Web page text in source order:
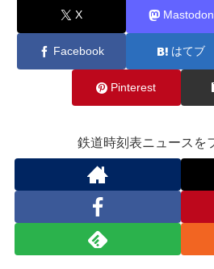
X Mastodon
Facebook はてブ
Pinterest
鉄道時刻表ニュースを